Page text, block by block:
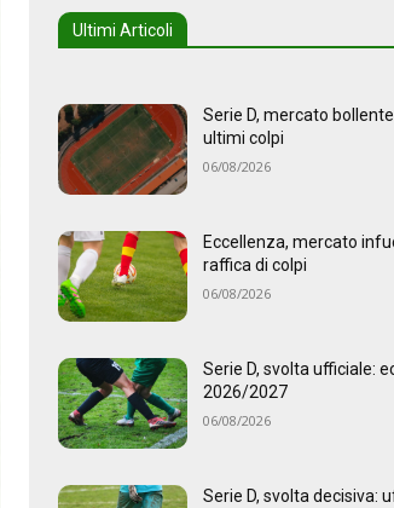
Ultimi Articoli
Serie D, mercato
ultimi colpi
06/08/2026
Eccellenza, mercato
raffica di colpi
06/08/2026
Serie D, svolta ufficiale:
2026/2027
06/08/2026
Serie D, svolta decisiva: